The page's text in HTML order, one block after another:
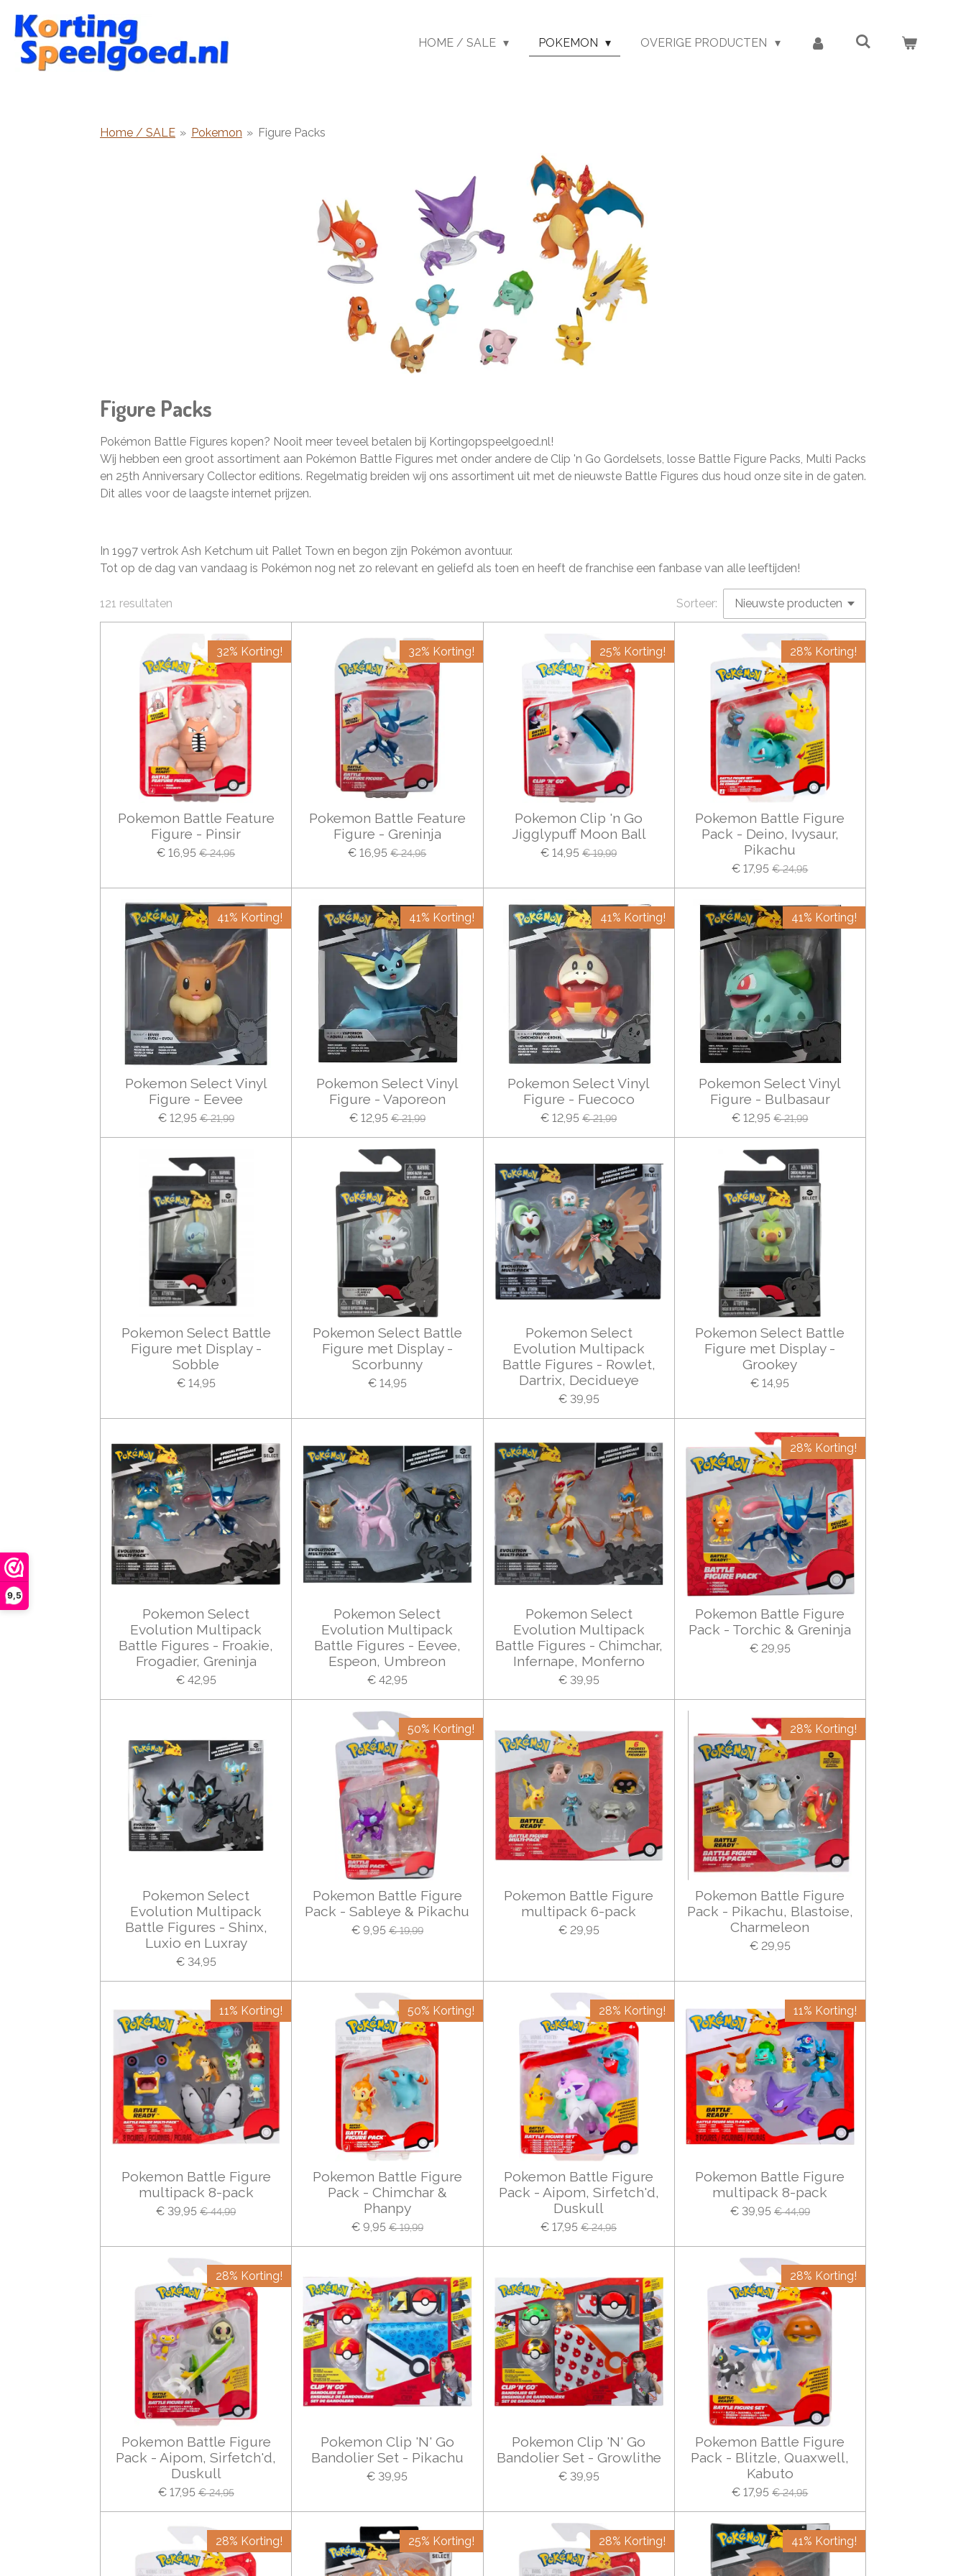
9,5
Ga
direct
naar
HOME / SALE POKEMON OVERIGE PRODUCTEN
Home / SALE » Pokemon » Figure Packs
Figure Packs
Pokémon Battle Figures kopen? Nooit meer teveel betalen bij Kortingopspeelgoed.nl!
Wij hebben een groot assortiment aan Pokémon Battle Figures met onder andere de Clip 'n Go Gordelsets, losse Battle Figure Packs, Multi Packs
en 25th Anniversary Collector editions. Regelmatig breiden wij ons assortiment uit met de nieuwste Battle Figures dus houd onze site in de gaten.
Dit alles voor de laagste internet prijzen.
In 1997 vertrok Ash Ketchum uit Pallet Town en begon zijn Pokémon avontuur.
Tot op de dag van vandaag is Pokémon nog net zo relevant en geliefd als toen en heeft de franchise een fanbase van alle leeftijden!
121 resultaten Sorteer:
32% Korting!
Pokemon Battle Feature
Figure - Pinsir
€ 16,95 € 24,95
32% Korting!
Pokemon Battle Feature
Figure - Greninja
€ 16,95 € 24,95
25% Korting!
Pokemon Clip 'n Go
Jigglypuff Moon Ball
€ 14,95 € 19,99
28% Korting!
Pokemon Battle Figure
Pack - Deino, Ivysaur,
Pikachu
€ 17,95 € 24,95
41% Korting!
Pokemon Select Vinyl
Figure - Eevee
€ 12,95 € 21,99
41% Korting!
Pokemon Select Vinyl
Figure - Vaporeon
€ 12,95 € 21,99
41% Korting!
Pokemon Select Vinyl
Figure - Fuecoco
€ 12,95 € 21,99
41% Korting!
Pokemon Select Vinyl
Figure - Bulbasaur
€ 12,95 € 21,99
Pokemon Select Battle
Figure met Display -
Sobble
€ 14,95
Pokemon Select Battle
Figure met Display -
Scorbunny
€ 14,95
Pokemon Select
Evolution Multipack
Battle Figures - Rowlet,
Dartrix, Decidueye
€ 39,95
Pokemon Select Battle
Figure met Display -
Grookey
€ 14,95
Pokemon Select
Evolution Multipack
Battle Figures - Froakie,
Frogadier, Greninja
€ 42,95
Pokemon Select
Evolution Multipack
Battle Figures - Eevee,
Espeon, Umbreon
€ 42,95
Pokemon Select
Evolution Multipack
Battle Figures - Chimchar,
Infernape, Monferno
€ 39,95
28% Korting!
Pokemon Battle Figure
Pack - Torchic & Greninja
€ 29,95
Pokemon Select
Evolution Multipack
Battle Figures - Shinx,
Luxio en Luxray
€ 34,95
50% Korting!
Pokemon Battle Figure
Pack - Sableye & Pikachu
€ 9,95 € 19,99
Pokemon Battle Figure
multipack 6-pack
€ 29,95
28% Korting!
Pokemon Battle Figure
Pack - Pikachu, Blastoise,
Charmeleon
€ 29,95
11% Korting!
Pokemon Battle Figure
multipack 8-pack
€ 39,95 € 44,99
50% Korting!
Pokemon Battle Figure
Pack - Chimchar &
Phanpy
€ 9,95 € 19,99
28% Korting!
Pokemon Battle Figure
Pack - Aipom, Sirfetch'd,
Duskull
€ 17,95 € 24,95
11% Korting!
Pokemon Battle Figure
multipack 8-pack
€ 39,95 € 44,99
28% Korting!
Pokemon Battle Figure
Pack - Aipom, Sirfetch'd,
Duskull
€ 17,95 € 24,95
Pokemon Clip 'N' Go
Bandolier Set - Pikachu
€ 39,95
Pokemon Clip 'N' Go
Bandolier Set - Growlithe
€ 39,95
28% Korting!
Pokemon Battle Figure
Pack - Blitzle, Quaxwell,
Kabuto
€ 17,95 € 24,95
28% Korting! 25% Korting! 28% Korting! 41% Korting!